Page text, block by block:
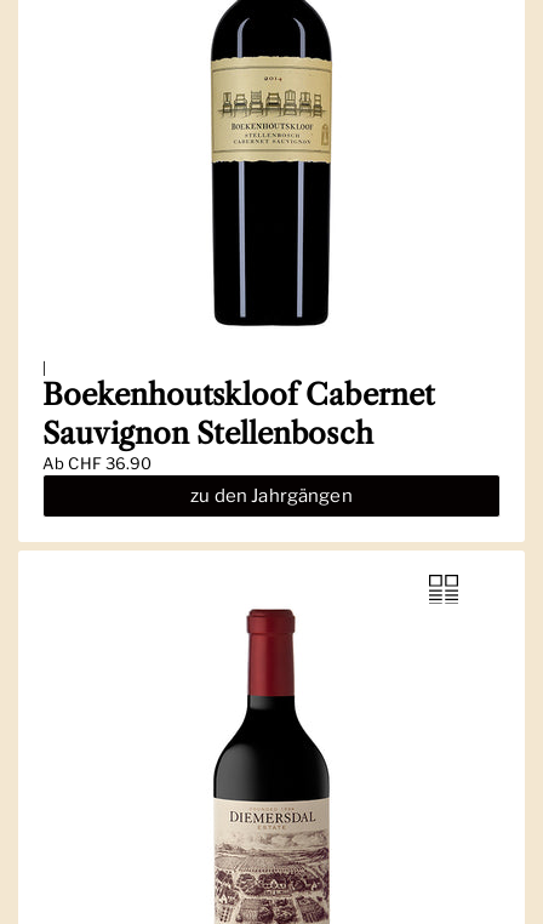
|
Boekenhoutskloof Cabernet
Sauvignon Stellenbosch
AbCHF 36.90
zu den Jahrgängen